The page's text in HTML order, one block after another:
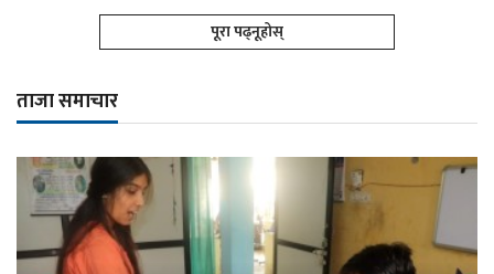
पूरा पढ्नूहोस्
ताजा समाचार